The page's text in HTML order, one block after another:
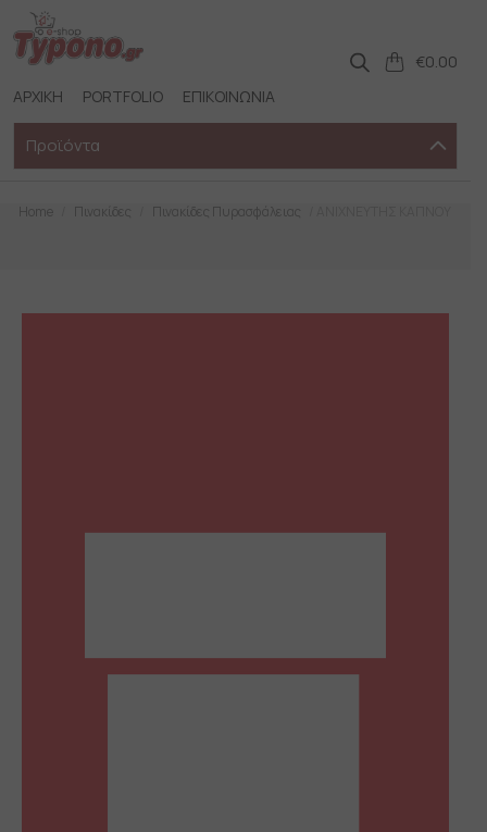
Skip
to
content
ΑΡΧΙΚΗ PORTFOLIO ΕΠΙΚΟΙΝΩΝΙΑ
€0.00
Προϊόντα
Home Πινακίδες Πινακίδες Πυρασφάλειας